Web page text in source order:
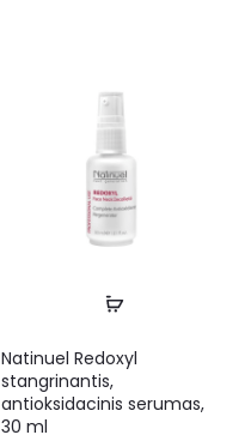
Natinuel Redoxyl
stangrinantis,
antioksidacinis serumas,
30 ml